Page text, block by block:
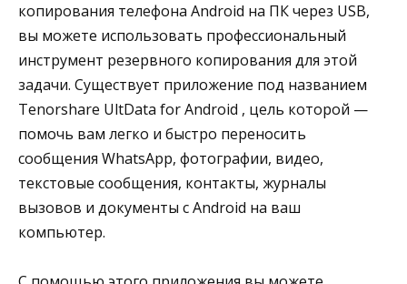
копирования телефона Android на ПК через USB,
вы можете использовать профессиональный
инструмент резервного копирования для этой
задачи. Существует приложение под названием
Tenorshare UltData for Android , цель которой —
помочь вам легко и быстро переносить
сообщения WhatsApp, фотографии, видео,
текстовые сообщения, контакты, журналы
вызовов и документы с Android на ваш
компьютер.